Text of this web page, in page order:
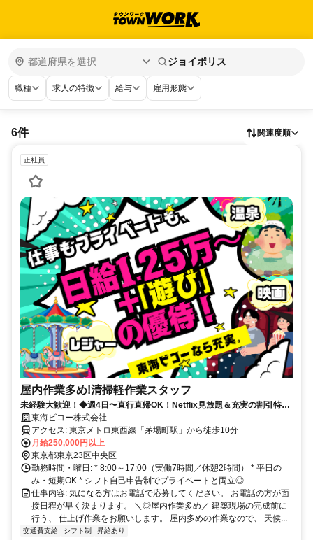
ジョイポリス
職種 求人の特徴 給与 雇用形態
6件 関連度順
正社員
屋内作業多め!清掃軽作業スタッフ
未経験大歓迎！◆週4日〜直行直帰OK！Netflix見放題＆充実の割引特典
でプライベート充実！
東海ビコー株式会社
アクセス: 東京メトロ東西線「茅場町駅」から徒歩10分
月給250,000円以上
東京都東京23区中央区
勤務時間・曜日: * 8:00～17:00（実働7時間／休憩2時間） * 平日の
み・短期OK * シフト自己申告制でプライベートと両立◎
仕事内容: 気になる方はお電話で応募してください。 お電話の方が面
接日程が早く決まります。 ＼◎屋内作業多め／ 建築現場の完成前に
行う、 仕上げ作業をお願いします。 屋内多めの作業なので、 天候...
交通費支給 シフト制 昇給あり